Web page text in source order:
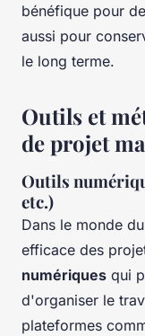
bénéfique pour
aussi pour
le long terme.
Outils et
de projet
Outils
etc.)
Dans le monde
efficace des
numériques qui
d'organiser le
plateformes